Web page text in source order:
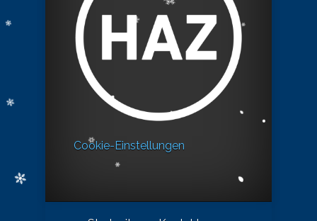
Cookie-Einstellungen